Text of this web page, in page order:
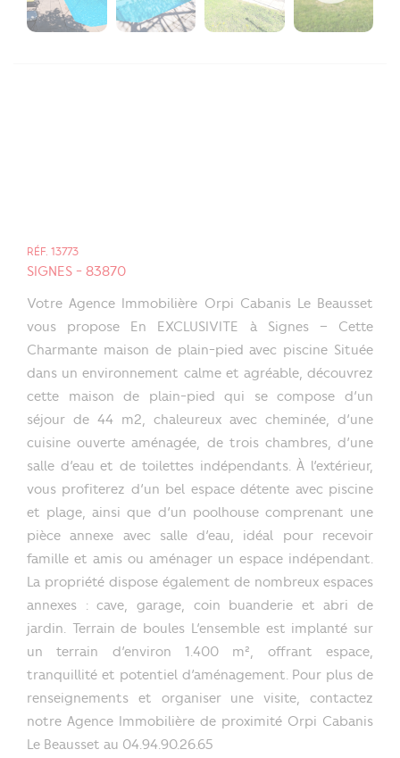
RÉF. 13773
SIGNES - 83870
Votre Agence Immobilière Orpi Cabanis Le Beausset
vous propose En EXCLUSIVITE à Signes – Cette
Charmante maison de plain-pied avec piscine Située
dans un environnement calme et agréable, découvrez
cette maison de plain-pied qui se compose d’un
séjour de 44 m2, chaleureux avec cheminée, d’une
cuisine ouverte aménagée, de trois chambres, d’une
salle d’eau et de toilettes indépendants. À l’extérieur,
vous profiterez d’un bel espace détente avec piscine
et plage, ainsi que d’un poolhouse comprenant une
pièce annexe avec salle d’eau, idéal pour recevoir
famille et amis ou aménager un espace indépendant.
La propriété dispose également de nombreux espaces
annexes : cave, garage, coin buanderie et abri de
jardin. Terrain de boules L’ensemble est implanté sur
un terrain d’environ 1.400 m², offrant espace,
tranquillité et potentiel d’aménagement. Pour plus de
renseignements et organiser une visite, contactez
notre Agence Immobilière de proximité Orpi Cabanis
Le Beausset au 04.94.90.26.65